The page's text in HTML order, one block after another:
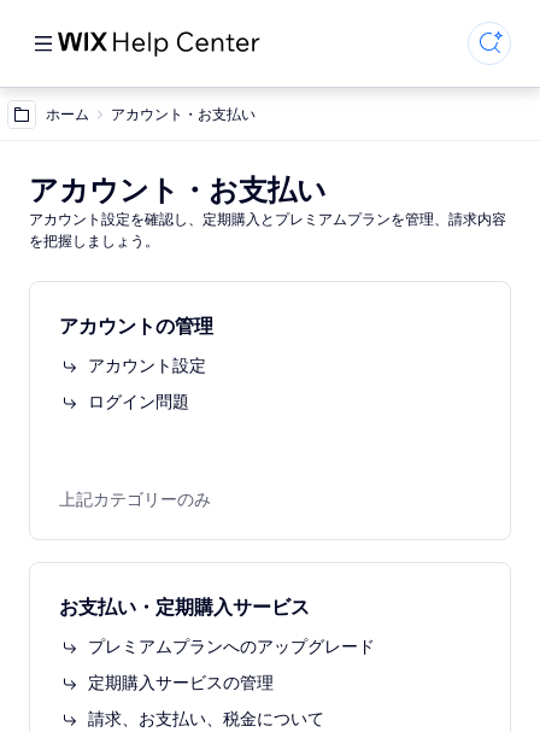
ホーム アカウント・お支払い
アカウント・お支払い
アカウント設定を確認し、定期購入とプレミアムプランを管理、請求内容
を把握しましょう。
アカウントの管理
アカウント設定
ログイン問題
上記カテゴリーのみ
お支払い・定期購入サービス
プレミアムプランへのアップグレード
定期購入サービスの管理
請求、お支払い、税金について